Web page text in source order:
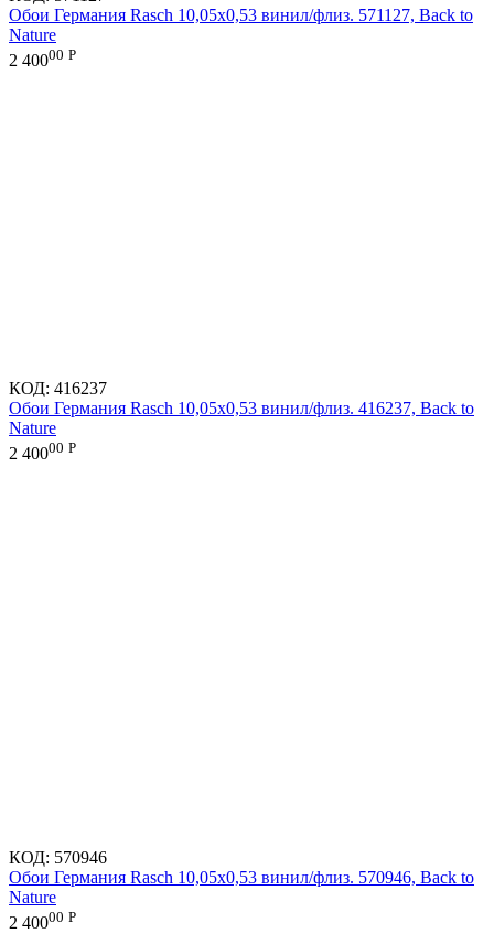
Обои Германия Rasch 10,05x0,53 винил/флиз. 571127, Back to
Nature
2 40000 Р
КОД: 416237
Обои Германия Rasch 10,05x0,53 винил/флиз. 416237, Back to
Nature
2 40000 Р
КОД: 570946
Обои Германия Rasch 10,05x0,53 винил/флиз. 570946, Back to
Nature
2 40000 Р